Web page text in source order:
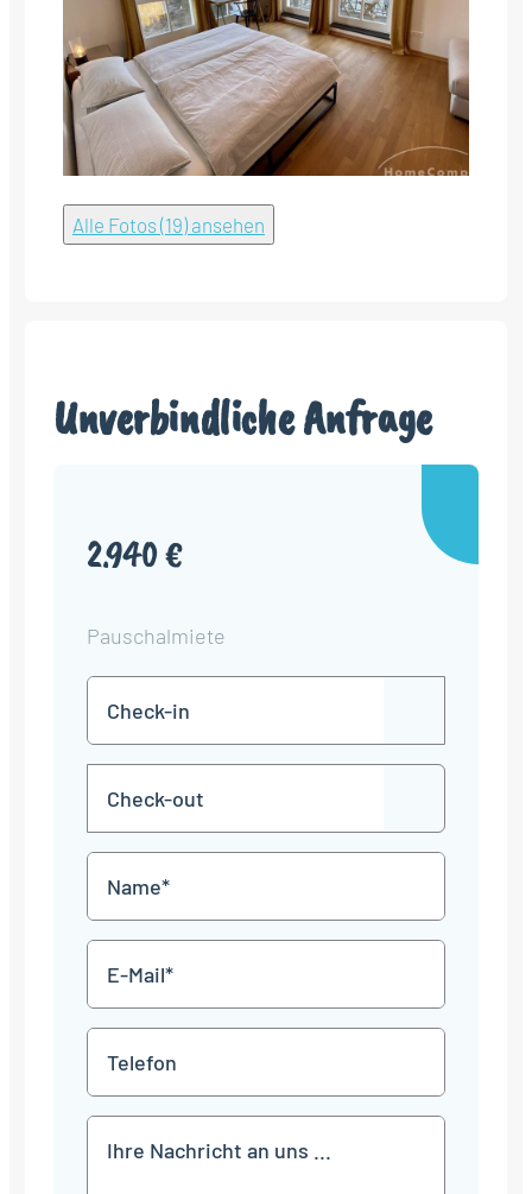
Alle Fotos (19) ansehen
Unverbindliche Anfrage
2.940 €
Pauschalmiete
in
TT
Punkt
MM
JJJJ
TT
Punkt
MM
JJJJ
Mail
*